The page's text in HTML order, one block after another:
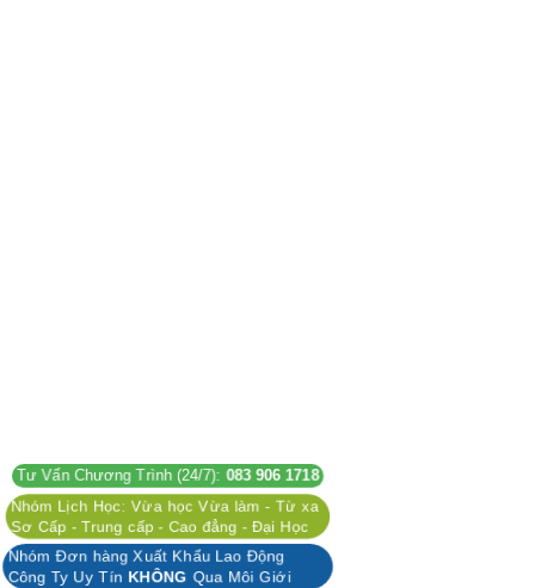
Tư Vấn Chương Trình (24/7): 083 906 1718
Nhóm Lịch Học: Vừa học Vừa làm - Từ xa
Sơ Cấp - Trung cấp - Cao đẳng - Đại Học
Nhóm Đơn hàng Xuất Khẩu Lao Động
Công Ty Uy Tín KHÔNG Qua Môi Giới